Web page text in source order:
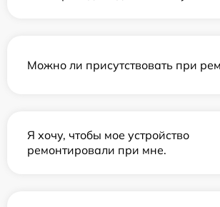
Можно ли присутствовать при
Я хочу, чтобы мое устройство
ремонтировали при мне.